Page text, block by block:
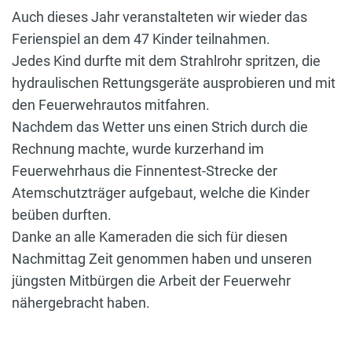
Auch dieses Jahr veranstalteten wir wieder das
Ferienspiel an dem 47 Kinder teilnahmen.
Jedes Kind durfte mit dem Strahlrohr spritzen, die
hydraulischen Rettungsgeräte ausprobieren und mit
den Feuerwehrautos mitfahren.
Nachdem das Wetter uns einen Strich durch die
Rechnung machte, wurde kurzerhand im
Feuerwehrhaus die Finnentest-Strecke der
Atemschutzträger aufgebaut, welche die Kinder
beüben durften.
Danke an alle Kameraden die sich für diesen
Nachmittag Zeit genommen haben und unseren
jüngsten Mitbürgen die Arbeit der Feuerwehr
nähergebracht haben.